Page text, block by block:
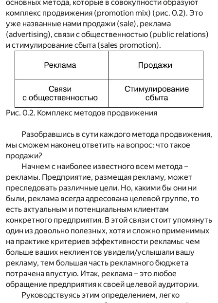
основных метода, которые в совокупности образуют
комплекс продвижения (promotion mix) (рис. 0.2). Это
уже названные нами продажи (sale), реклама
(advertising), связи с общественностью (public relations)
и стимулирование сбыта (sales promotion).
Рис. 0.2. Комплекс методов продвижения
Разобравшись в сути каждого метода продвижения,
мы сможем наконец ответить на вопрос: что такое
продажи?
Начнем с наиболее известного всем метода –
рекламы. Предприятие, размещая рекламу, может
преследовать различные цели. Но, какими бы они ни
были, реклама всегда адресована целевой группе, то
есть актуальным и потенциальным клиентам
конкретного предприятия. В этой связи стоит упомянуть
один из довольно полезных, хотя и сложно применимых
на практике критериев эффективности рекламы: чем
больше ваших неклиентов увидели/услышали вашу
рекламу, тем большая часть рекламного бюджета
потрачена впустую. Итак, реклама – это любое
обращение предприятия к своей целевой аудитории.
Руководствуясь этим определением, легко